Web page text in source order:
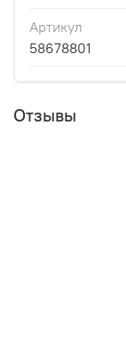
Артикул
58678801
Отзывы